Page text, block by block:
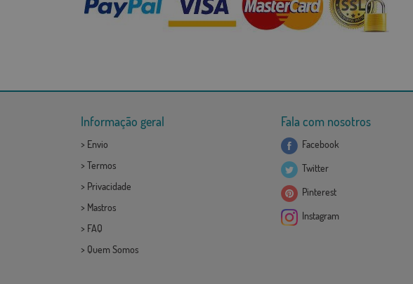
Informação geral
> Envio
> Termos
> Privacidade
> Mastros
> FAQ
> Quem Somos
Fala com nosotros
Facebook
Twitter
Pinterest
Instagram